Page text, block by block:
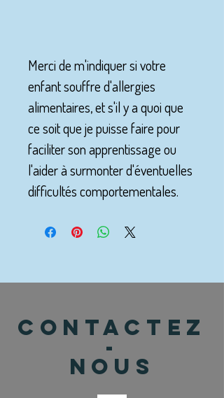
Merci de m'indiquer si votre
enfant souffre d'allergies
alimentaires, et s'il y a quoi que
ce soit que je puisse faire pour
faciliter son apprentissage ou
l'aider à surmonter d'éventuelles
difficultés comportementales.
CONTACTEZ
-
NOUS